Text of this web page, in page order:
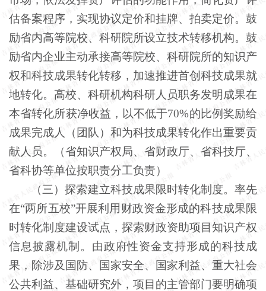
估备案程序，实现协议定价和挂牌、拍卖定价。鼓
励省内高等院校、科研院所设立技术转移机构。鼓
励省内企业主动承接高等院校、科研院所的知识产
权和科技成果转化转移，加速推进首创科技成果就
地转化。高校、科研机构科研人员职务发明成果在
本省转化所获净收益，以不低于70%的比例奖励给
成果完成人（团队）和为科技成果转化作出重要贡
献人员。（省知识产权局、省财政厅、省科技厅、
省科协等单位按职责分工负责）
（三）探索建立科技成果限时转化制度。率先
在“两所五校”开展利用财政资金形成的科技成果限
时转化制度建设试点，探索财政资助项目知识产权
信息披露机制。由政府性资金支持形成的科技成
果，除涉及国防、国家安全、国家利益、重大社会
公共利益、基础研究外，项目的主管部门要明确项